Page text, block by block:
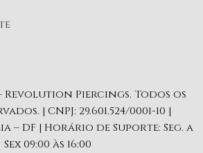
Revolution Piercings. Todos os
| CNPJ: 29.601.524/0001-10 |
– DF | Horário de Suporte: Seg. a
Sex 09:00 às 16:00